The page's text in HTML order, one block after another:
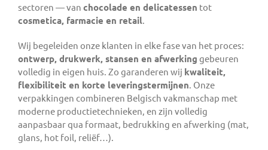
sectoren — van chocolade en delicatessen tot
cosmetica, farmacie en retail
Wij begeleiden onze klanten in elke fase van het proces:
ontwerp, drukwerk, stansen en afwerking gebeuren
volledig in eigen huis. Zo garanderen wij kwaliteit,
flexibiliteit en korte leveringstermijnen . Onze
verpakkingen combineren Belgisch vakmanschap met
moderne productietechnieken, en zijn volledig
aanpasbaar qua formaat, bedrukking en afwerking (mat,
glans, hot foil, reliëf…).